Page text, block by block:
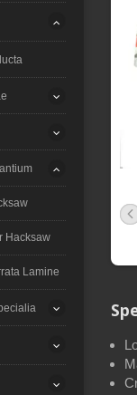
Hacksaw
Lamine